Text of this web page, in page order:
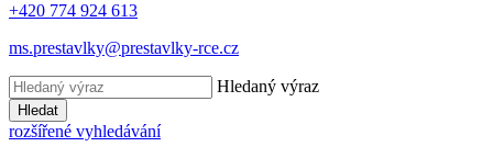
+420 774 924 613
ms.prestavlky@prestavlky-rce.cz
Hledaný výraz
Hledat
rozšířené vyhledávání